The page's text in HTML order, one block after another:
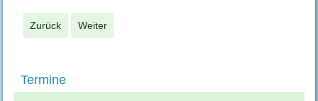
Zurück Weiter
Termine